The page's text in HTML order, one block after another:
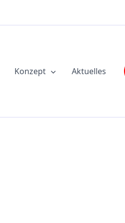
Konzept Aktuelles